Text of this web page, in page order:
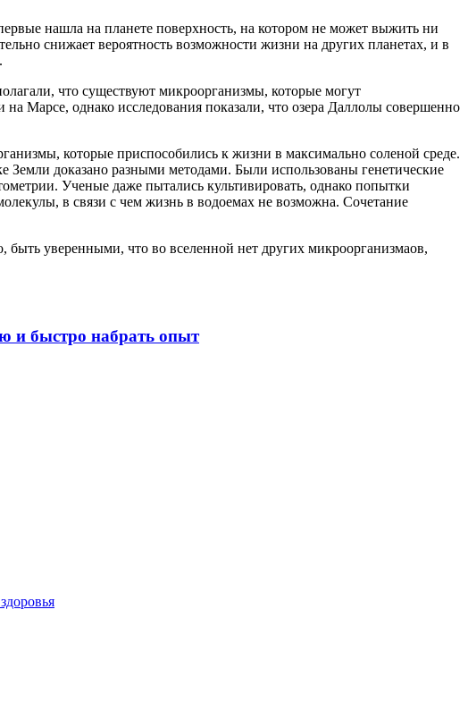
нашла на планете поверхность, на котором не может выжить ни
снижает вероятность возможности жизни на других планетах, и в
что существуют микроорганизмы, которые могут
Марсе, однако исследования показали, что озера Даллолы совершенно
которые приспособились к жизни в максимально соленой среде.
Земли доказано разными методами. Были использованы генетические
Ученые даже пытались культивировать, однако попытки
в связи с чем жизнь в водоемах не возможна. Сочетание
быть уверенными, что во вселенной нет других микроорганизмаов,
и быстро набрать опыт